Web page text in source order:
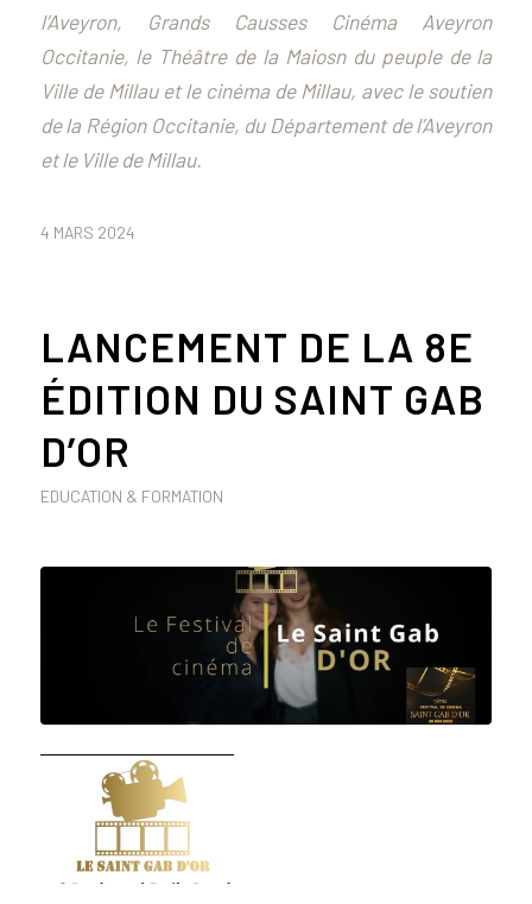
l’Aveyron, Grands Causses Cinéma Aveyron
Occitanie, le Théâtre de la Maiosn du peuple de la
Ville de Millau et le cinéma de Millau, avec le soutien
de la Région Occitanie, du Département de l’Aveyron
et le Ville de Millau.
4 MARS 2024
LANCEMENT DE LA 8E
ÉDITION DU SAINT GAB
D’OR
EDUCATION & FORMATION